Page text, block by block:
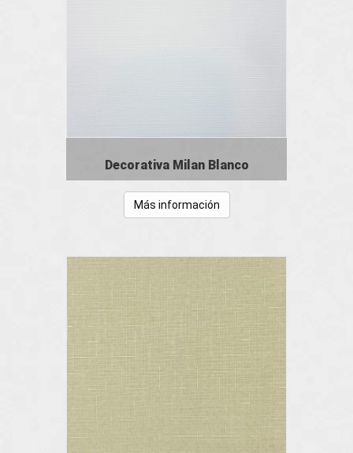
Decorativa Milan Blanco
Más información